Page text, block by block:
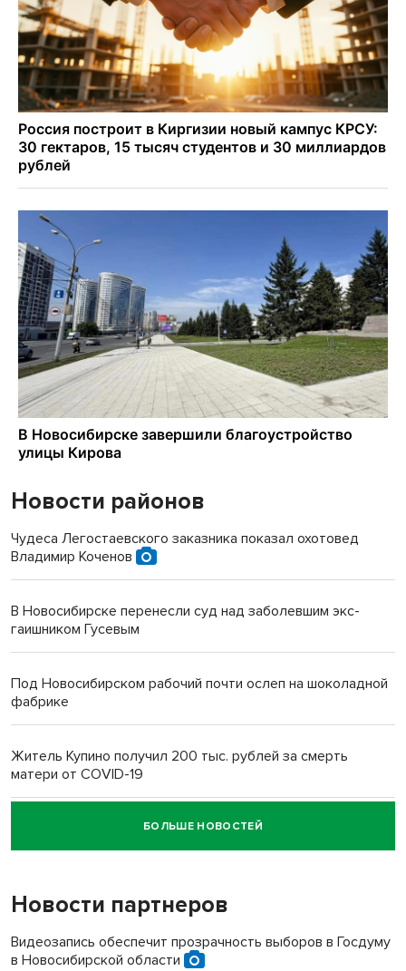
Новости районов
Чудеса Легостаевского заказника показал охотовед
Владимир Коченов
В Новосибирске перенесли суд над заболевшим экс-
гаишником Гусевым
Под Новосибирском рабочий почти ослеп на шоколадной
фабрике
Житель Купино получил 200 тыс. рублей за смерть
матери от COVID-19
Новосибирский суд наказал водителя за смерть
пенсионерки на вокзале
БОЛЬШЕ НОВОСТЕЙ
Новости партнеров
Видеозапись обеспечит прозрачность выборов в Госдуму
в Новосибирской области